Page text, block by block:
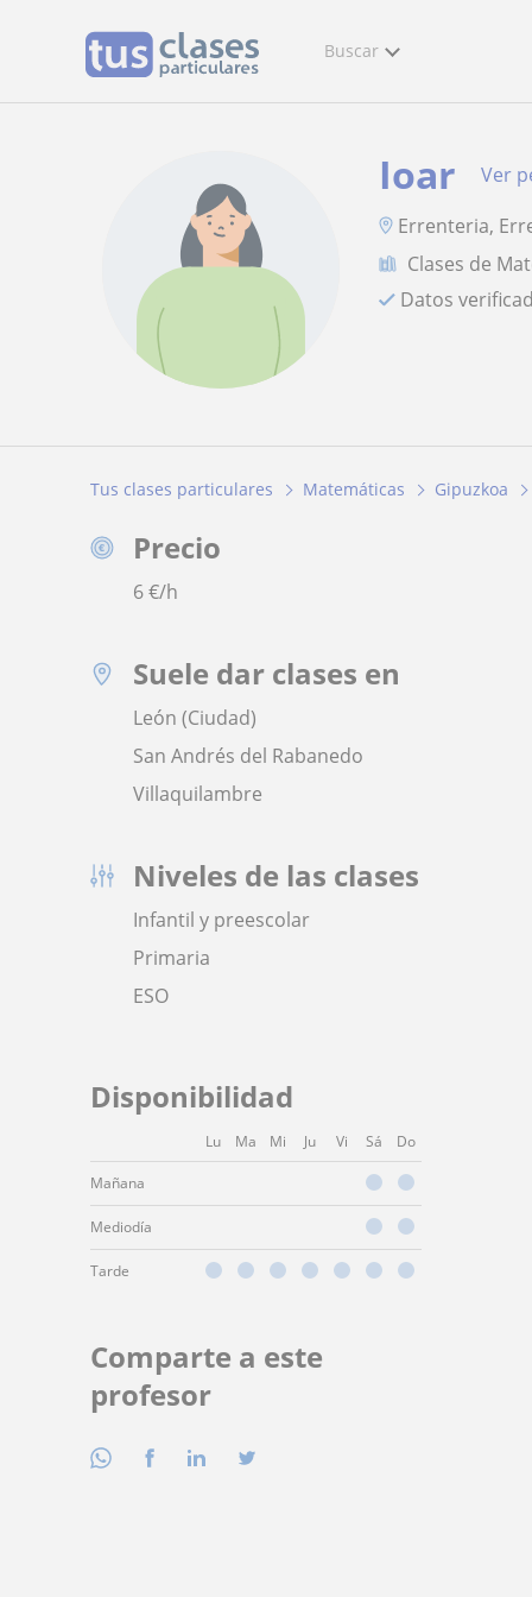
Buscar
Ioar
Ver
Errenteria,
Clases de
Datos
Tus clases particulares Matemáticas Gipuzkoa
Precio
6€/h
Suele dar clases en
León (Ciudad)
San Andrés del Rabanedo
Villaquilambre
Niveles de las clases
Infantil y preescolar
Primaria
ESO
Disponibilidad
Lu Ma Mi Ju Vi Sá Do
Mañana
Mediodía
Tarde
Comparte a este
profesor